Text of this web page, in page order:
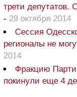
трети депутатов.
- 29 октября 2014
Сессия
регионалы не
2014
Фракцию
покинули еще 4